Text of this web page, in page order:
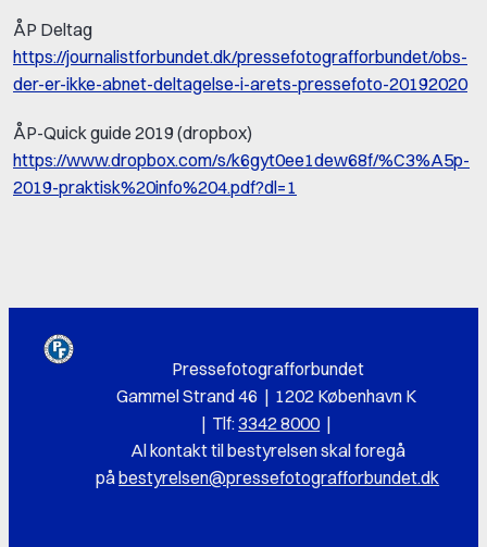
ÅP Deltag
https://journalistforbundet.dk/pressefotografforbundet/obs-
der-er-ikke-abnet-deltagelse-i-arets-pressefoto-20192020
ÅP-Quick guide 2019 (dropbox)
https://www.dropbox.com/s/k6gyt0ee1dew68f/%C3%A5p-
2019-praktisk%20info%204.pdf?dl=1
Pressefotografforbundet
Gammel Strand 46 | 1202 København K
| Tlf:3342 8000|
Al kontakt til bestyrelsen skal foregå
påbestyrelsen@pressefotografforbundet.dk